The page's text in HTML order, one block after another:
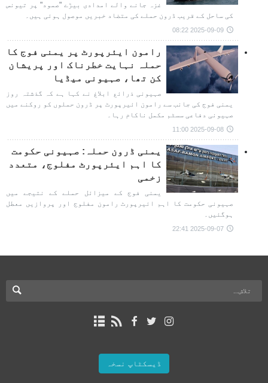
غزہ جانے والے امدادی بیڑے "صمود" پر تیونس
کی ساحل کے قریب ڈرون حملے کی متضاد خبریں موصول ہوئی ہیں۔
2025-09-09 08:22
رامون ایئرپورٹ پر یمنی فوج کا
حملہ نہایت خطرناک اور پریشان
کن تھا، صہیونی میڈیا
صہیونی ذرائع ابلاغ نے کہا ہے کہ گذشتہ روز
یمنی فوج کی جانب سے رامون ائیرپورٹ پر ڈرون حملوں کو روکنے میں
صہیونی دفاعی سسٹم مکمل ناکام رہا۔
2025-09-08 11:00
یمنی ڈرون حملہ: صہیونی حکومت
کا اہم ایئرپورٹ مفلوج، متعدد
زخمی
یمنی فوج کے میزائل حملے کے نتیجے میں
صہیونی حکومت کا اہم ائیرپورٹ رامون مفلوج اور پروازیں معطل
ہوگئیں۔
2025-09-07 22:41
ڈیسکٹاپ نسخہ